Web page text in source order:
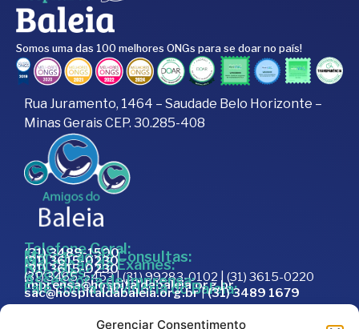
Gerenciar Consentimento
Somos uma das 100 melhores ONGs para se doar no país!
Rua Juramento, 1464 – Saudade Belo Horizonte –
Minas Gerais CEP. 30.285-408
Telefone Geral:
(31) 3489-1500
Marcação de Consultas:
(31) 3615-0230
Marcação de Exames:
(31) 3615-0230
Doações:
(31) 3465-5453 | (31) 99283-0102 | (31) 3615-0220
Assessoria de Imprensa:
imprensa@hospitaldabaleia.org.br
Fale com a Ouvidoria do Baleia:
sac@hospitaldabaleia.org.br|(31) 3489 1679